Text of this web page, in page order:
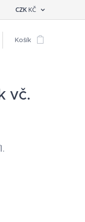
CZK KČ
Košík
vč.